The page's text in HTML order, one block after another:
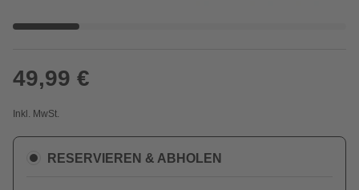
49,99 €
Inkl. MwSt.
RESERVIEREN & ABHOLEN